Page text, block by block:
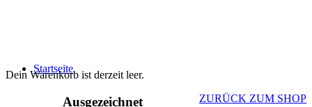
Startseite
Dein Warenkorb ist derzeit leer.
ZURÜCK ZUM SHOP
Ausgezeichnet